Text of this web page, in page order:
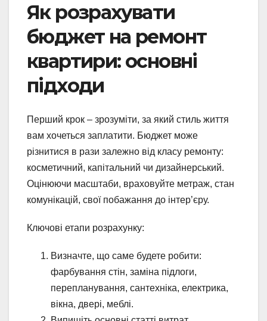
Як розрахувати
бюджет на ремонт
квартири: основні
підходи
Перший крок – зрозуміти, за який стиль життя
вам хочеться заплатити. Бюджет може
різнитися в рази залежно від класу ремонту:
косметичний, капітальний чи дизайнерський.
Оцінюючи масштаби, враховуйте метраж, стан
комунікацій, свої побажання до інтер’єру.
Ключові етапи розрахунку:
Визначте, що саме будете робити:
фарбування стін, заміна підлоги,
перепланування, сантехніка, електрика,
вікна, двері, меблі.